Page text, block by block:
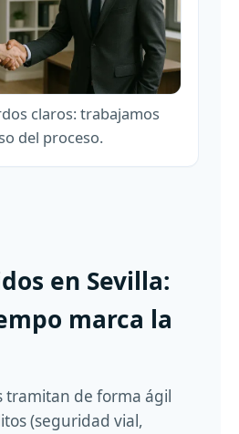
claros: trabajamos
del proceso.
en Sevilla:
marca la
tramitan de forma ágil
(seguridad vial,